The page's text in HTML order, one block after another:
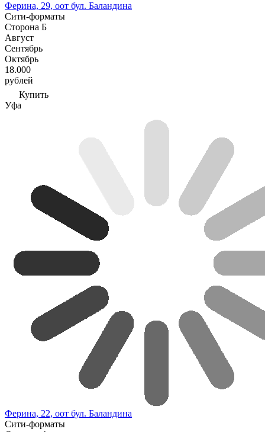
Ферина, 29, оот бул. Баландина
Сити-форматы
Сторона Б
Август
Сентябрь
Октябрь
18.000
рублей
Купить
Уфа
Ферина, 22, оот бул. Баландина
Сити-форматы